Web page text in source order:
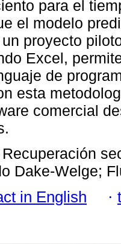
para el
el modelo
proyecto
Excel,
de
esta
comercial
Recuperación
Dake-Welge;
in English ·